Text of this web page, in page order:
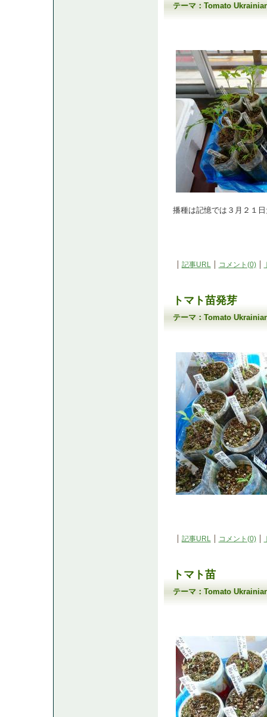
テーマ：Tomato
播種は記憶では３月２１
記事URL コメント(0)
トマト苗発芽
テーマ：Tomato
記事URL コメント(0)
トマト苗
テーマ：Tomato